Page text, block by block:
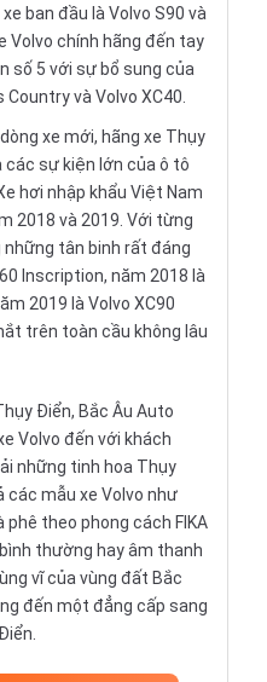
ban đầu là Volvo S90 và
Volvo chính hãng đến tay
số 5 với sự bổ sung của
Country và Volvo XC40.
xe mới, hãng xe Thụy
sự kiện lớn của ô tô
hơi nhập khẩu Việt Nam
2018 và 2019. Với từng
tân binh rất đáng
Inscription, năm 2018 là
2019 là Volvo XC90
trên toàn cầu không lâu
Điển, Bắc Âu Auto
Volvo đến với khách
những tinh hoa Thụy
mẫu xe Volvo như
theo phong cách FIKA
thường hay âm thanh
vĩ của vùng đất Bắc
đến một đẳng cấp sang